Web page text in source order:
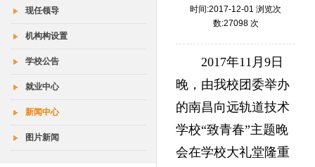
现任领导
机构构设置
学校公告
就业中心
新闻中心
图片新闻
时间:2017-12-01 浏览次
数:27098 次
2017年11月9日
晚，由我校团委举办
的南昌向远轨道技术
学校“致青春”主题晚
会在学校大礼堂隆重